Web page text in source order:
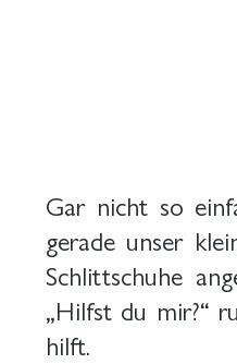
Gar nicht so
gerade unser
Schlittschuhe
„Hilfst du mir?“
hilft.